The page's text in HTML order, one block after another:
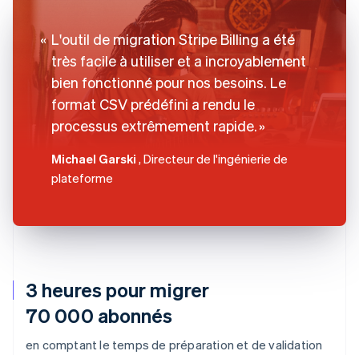
3 heures pour migrer
70 000 abonnés
en comptant le temps de préparation et de validation
L'outil de migration Stripe Billing a été
très facile à utiliser et a incroyablement
bien fonctionné pour nos besoins. Le
format CSV prédéfini a rendu le
processus extrêmement rapide.
Michael Garski , Directeur de l'ingénierie de
plateforme